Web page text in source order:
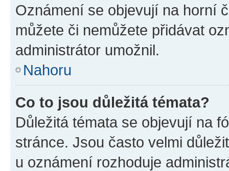
Oznámení se objevují na horní
můžete či nemůžete přidávat
administrátor umožnil.
Nahoru
Co to jsou důležitá témata?
Důležitá témata se objevují na
stránce. Jsou často velmi
u oznámení rozhoduje